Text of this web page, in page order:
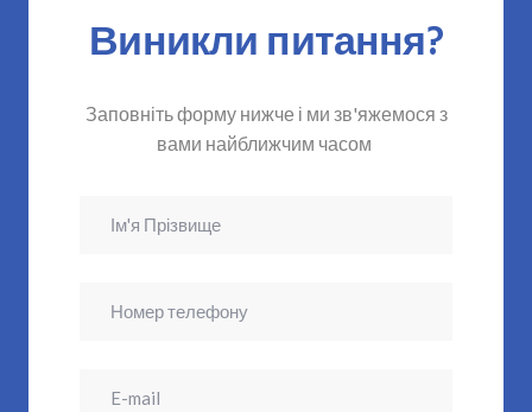
Виникли питання?
Заповніть форму нижче і ми зв'яжемося з
вами найближчим часом